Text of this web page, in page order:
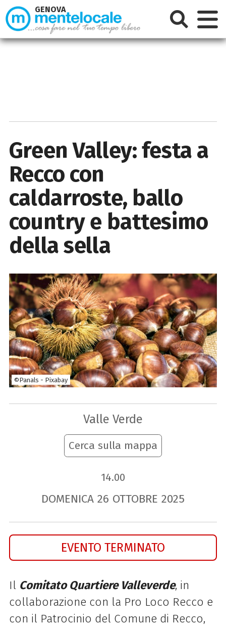
Green Valley: festa a
Recco con
caldarroste, ballo
country e battesimo
della sella
©Panals - Pixabay
Valle Verde
Cerca sulla mappa
14.00
DOMENICA 26 OTTOBRE 2025
EVENTO TERMINATO
Il Comitato Quartiere Valleverde, in
collaborazione con la Pro Loco Recco e
con il Patrocinio del Comune di Recco,
GENOVA